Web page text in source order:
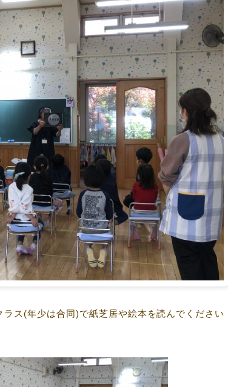
ス(年少は合同)で紙芝居や絵本を読んでください